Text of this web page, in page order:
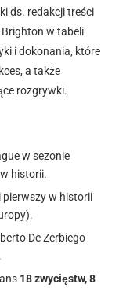
ds. redakcji treści
w tabeli
i dokonania, które
a także
rozgrywki.
w sezonie
historii.
pierwszy w historii
De Zerbiego
18 zwycięstw, 8